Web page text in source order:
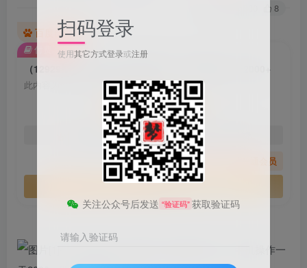
8
百度已收录
（12929期）抖音发行人野路子玩法，手机操作一天2000+
此内容为付费阅读，请付费后查看
会员专属资源
免费 钻石会员
您暂无购买权限，请先开通会员
开通会员
付费阅读
扫码登录
使用其它方式登录或注册
关注公众号后发送 “验证码” 获取验证码
请输入验证码